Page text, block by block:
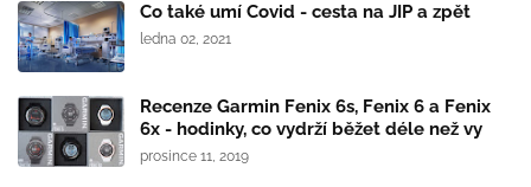
Co také umí Covid - cesta na JIP a zpět
ledna 02, 2021
Recenze Garmin Fenix 6s, Fenix 6 a Fenix
6x - hodinky, co vydrží běžet déle než vy
prosince 11, 2019